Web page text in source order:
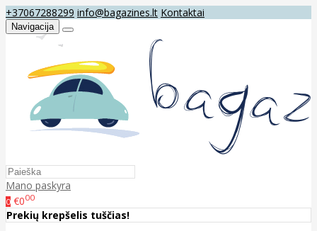
+37067288299 info@bagazines.lt Kontaktai
Navigacija
Mano paskyra
0 €000
Prekių krepšelis tuščias!